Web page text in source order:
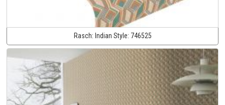
Rasch: Indian Style: 746525